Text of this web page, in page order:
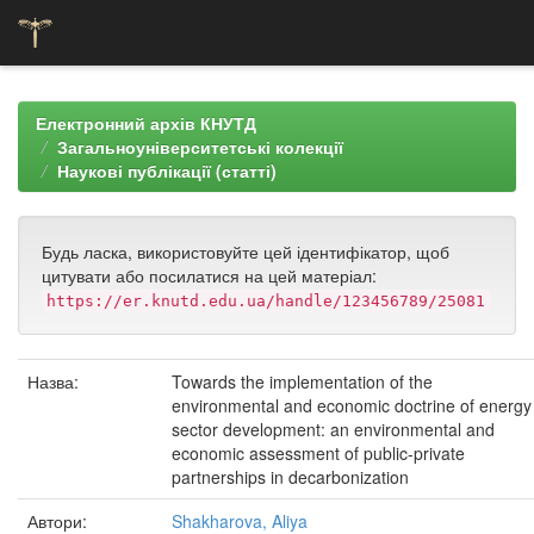
navigationЕлектронний архів КНУТД
Загальноуніверситетські колекції
Наукові публікації (статті)
Будь ласка, використовуйте цей ідентифікатор, щоб
цитувати або посилатися на цей матеріал:
https://er.knutd.edu.ua/handle/123456789/25081
Назва:
Towards the implementation of the
environmental and economic doctrine of energy
sector development: an environmental and
economic assessment of public-private
partnerships in decarbonization
Автори:
Shakharova, Aliya